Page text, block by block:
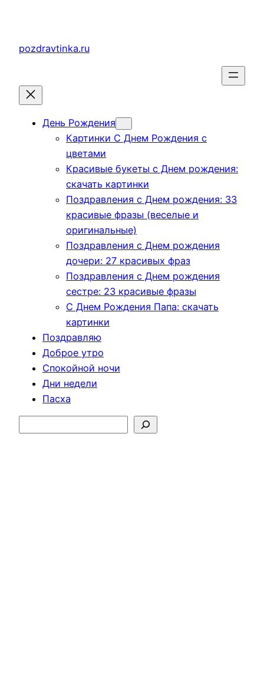
содержимому
pozdravtinka.ru
День Рождения
Картинки С Днем Рождения с
цветами
Красивые букеты с Днем рождения:
скачать картинки
Поздравления с Днем рождения: 33
красивые фразы (веселые и
оригинальные)
Поздравления с Днем рождения
дочери: 27 красивых фраз
Поздравления с Днем рождения
сестре: 23 красивые фразы
С Днем Рождения Папа: скачать
картинки
Поздравляю
Доброе утро
Спокойной ночи
Дни недели
Пасха